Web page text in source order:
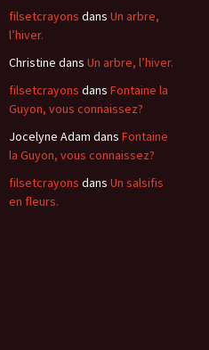
filsetcrayons dans Un arbre,
l’hiver.
Christine dans Un arbre, l’hiver.
filsetcrayons dans Fontaine la
Guyon, vous connaissez?
Jocelyne Adam dans Fontaine
la Guyon, vous connaissez?
filsetcrayons dans Un salsifis
en fleurs.